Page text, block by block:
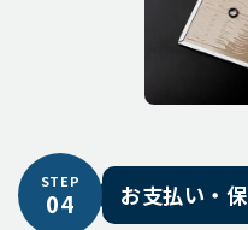
STEP
04 お支払い・